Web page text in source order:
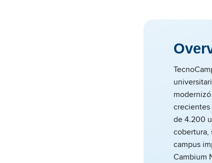
crecientes
de 4.200
cobertura,
campus
Cambium